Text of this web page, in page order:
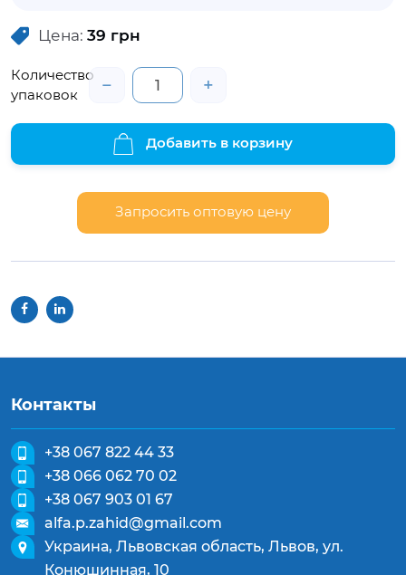
не протекают, не пропускают неприятный
запах и влагу.
Цена: 39 грн
Количество
упаковок
− +
Добавить в корзину
Запросить оптовую цену
Контакты
+38 067 822 44 33
+38 066 062 70 02
+38 067 903 01 67
alfa.p.zahid@gmail.com
Украина, Львовская область, Львов, ул.
Конюшинная, 10